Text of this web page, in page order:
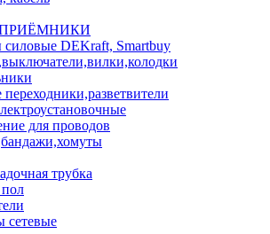
силовые DEKraft, Smartbuy
для проводов
трубка
сетевые